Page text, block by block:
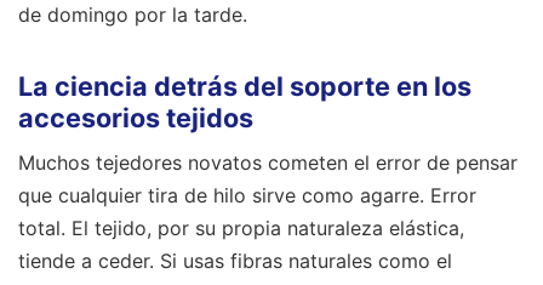
de domingo por la tarde.
La ciencia detrás del soporte en los
accesorios tejidos
Muchos tejedores novatos cometen el error de pensar
que cualquier tira de hilo sirve como agarre. Error
total. El tejido, por su propia naturaleza elástica,
tiende a ceder. Si usas fibras naturales como el